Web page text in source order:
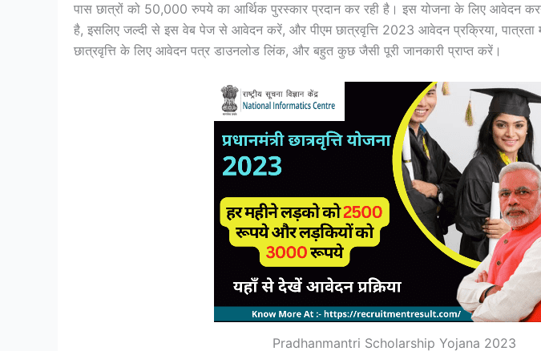
पास छात्रों को 50,000 रुपये का आर्थिक पुरस्कार प्रदान कर रही है। इस योजना के लिए आवेदन
है, इसलिए जल्दी से इस वेब पेज से आवेदन करें, और पीएम छात्रवृत्ति 2023 आवेदन प्रक्रिया, पात्रता
छात्रवृत्ति के लिए आवेदन पत्र डाउनलोड लिंक, और बहुत कुछ जैसी पूरी जानकारी प्राप्त करें।
Pradhanmantri Scholarship Yojana 2023